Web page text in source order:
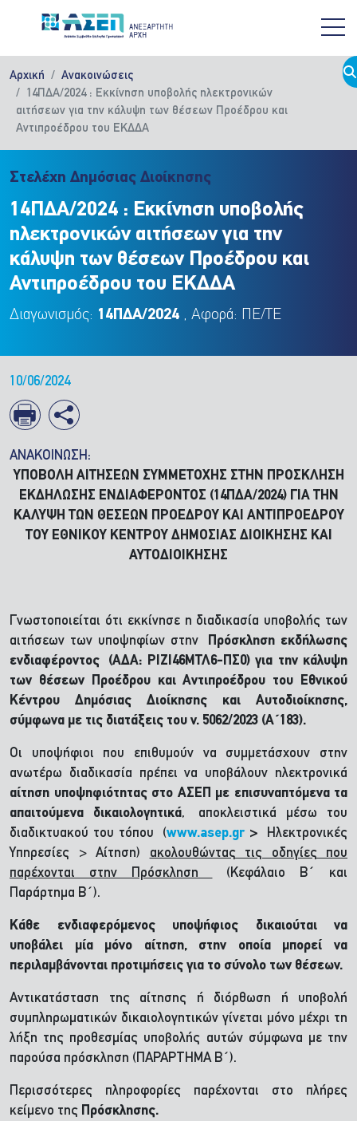
Αρχική
Ανακοινώσεις
14ΠΔΑ/2024 : Εκκίνηση υποβολής ηλεκτρονικών
αιτήσεων για την κάλυψη των θέσεων Προέδρου και
Αντιπροέδρου του ΕΚΔΔΑ
Στελέχη Δημόσιας Διοίκησης
14ΠΔΑ/2024 : Εκκίνηση υποβολής
ηλεκτρονικών αιτήσεων για την
κάλυψη των θέσεων Προέδρου και
Αντιπροέδρου του ΕΚΔΔΑ
Διαγωνισμός: 14ΠΔΑ/2024 , Αφορά: ΠΕ/ΤΕ
10/06/2024
ΑΝΑΚΟΙΝΩΣΗ:
ΥΠΟΒΟΛΗ ΑΙΤΗΣΕΩΝ ΣΥΜΜΕΤΟΧΗΣ ΣΤΗΝ ΠΡΟΣΚΛΗΣΗ
ΕΚΔΗΛΩΣΗΣ ΕΝΔΙΑΦΕΡΟΝΤΟΣ (14ΠΔΑ/2024) ΓΙΑ ΤΗΝ
ΚΑΛΥΨΗ ΤΩΝ ΘΕΣΕΩΝ ΠΡΟΕΔΡΟΥ ΚΑΙ ΑΝΤΙΠΡΟΕΔΡΟΥ
ΤΟΥ ΕΘΝΙΚΟΥ ΚΕΝΤΡΟΥ ΔΗΜΟΣΙΑΣ ΔΙΟΙΚΗΣΗΣ ΚΑΙ
ΑΥΤΟΔΙΟΙΚΗΣΗΣ
Γνωστοποιείται ότι εκκίνησε η διαδικασία υποβολής των
αιτήσεων των υποψηφίων στην Πρόσκληση εκδήλωσης
ενδιαφέροντος (ΑΔΑ: ΡΙΖΙ46ΜΤΛ6-ΠΣ0) για την κάλυψη
των θέσεων Προέδρου και Αντιπροέδρου του Εθνικού
Κέντρου Δημόσιας Διοίκησης και Αυτοδιοίκησης,
σύμφωνα με τις διατάξεις του ν. 5062/2023 (Α΄183).
Οι υποψήφιοι που επιθυμούν να συμμετάσχουν στην
ανωτέρω διαδικασία πρέπει να υποβάλουν ηλεκτρονικά
αίτηση υποψηφιότητας στο ΑΣΕΠ με επισυναπτόμενα τα
απαιτούμενα δικαιολογητικά,
αποκλειστικά μέσω του
διαδικτυακού του τόπου (www.asep.gr >
Ηλεκτρονικές
Υπηρεσίες > Αίτηση) ακολουθώντας τις οδηγίες που
παρέχονται στην Πρόσκληση
(Κεφάλαιο Β΄ και
Παράρτημα Β΄).
Κάθε ενδιαφερόμενος υποψήφιος δικαιούται να
υποβάλει μία μόνο αίτηση, στην οποία μπορεί να
περιλαμβάνονται προτιμήσεις για το σύνολο των θέσεων.
Αντικατάσταση της αίτησης ή διόρθωση ή υποβολή
συμπληρωματικών δικαιολογητικών γίνεται μόνο μέχρι τη
λήξη της προθεσμίας υποβολής αυτών σύμφωνα με την
παρούσα πρόσκληση (ΠΑΡΑΡΤΗΜΑ Β΄).
Περισσότερες πληροφορίες παρέχονται στο πλήρες
κείμενο της Πρόσκλησης.